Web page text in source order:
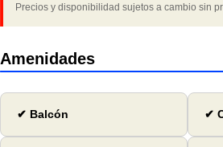
Precios y disponibilidad sujetos a cambio sin
Amenidades
✔ Balcón ✔